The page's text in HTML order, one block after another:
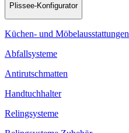
Plissee-Konfigurator
Küchen- und Möbelausstattungen
Abfallsysteme
Antirutschmatten
Handtuchhalter
Relingsysteme